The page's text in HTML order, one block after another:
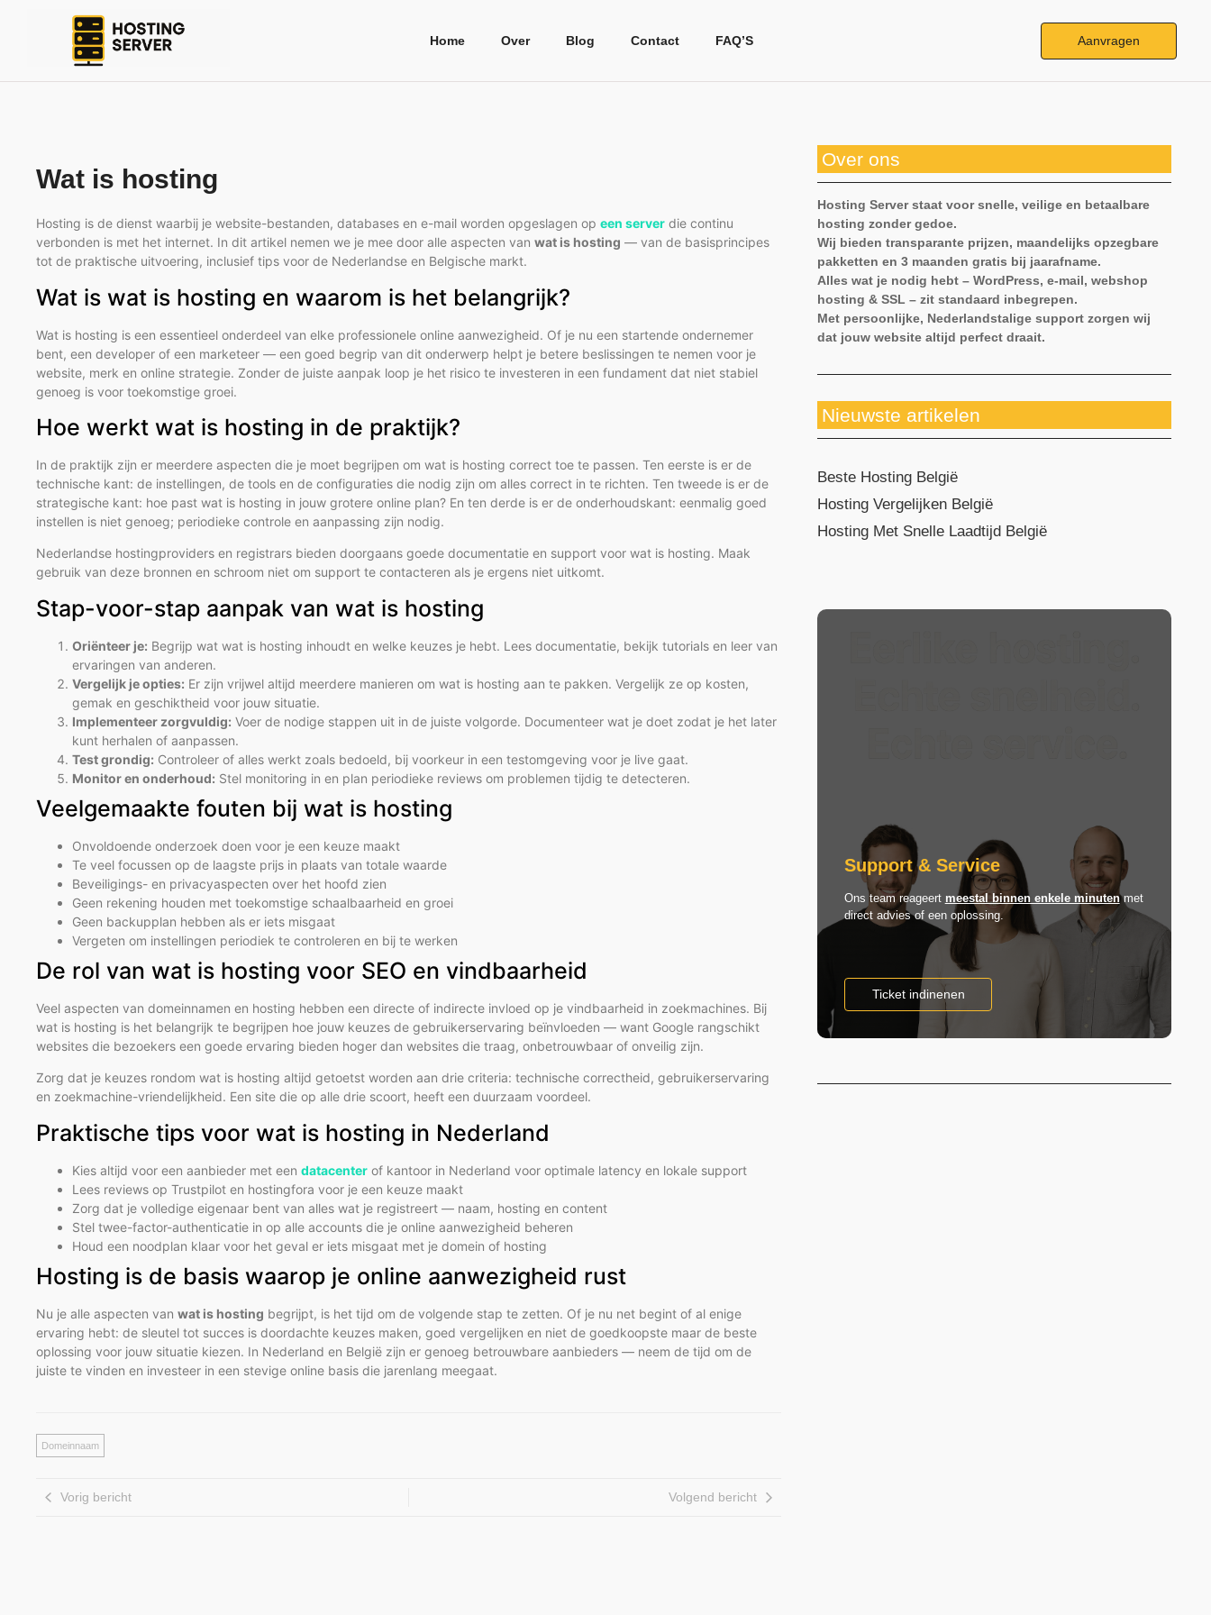
Home Over Blog Contact FAQ’S Aanvragen
Wat is hosting
Hosting is de dienst waarbij je website-bestanden, databases en e-mail worden opgeslagen op een server die continu
verbonden is met het internet. In dit artikel nemen we je mee door alle aspecten van wat is hosting — van de basisprincipes
tot de praktische uitvoering, inclusief tips voor de Nederlandse en Belgische markt.
Wat is wat is hosting en waarom is het belangrijk?
Wat is hosting is een essentieel onderdeel van elke professionele online aanwezigheid. Of je nu een startende ondernemer
bent, een developer of een marketeer — een goed begrip van dit onderwerp helpt je betere beslissingen te nemen voor je
website, merk en online strategie. Zonder de juiste aanpak loop je het risico te investeren in een fundament dat niet stabiel
genoeg is voor toekomstige groei.
Hoe werkt wat is hosting in de praktijk?
In de praktijk zijn er meerdere aspecten die je moet begrijpen om wat is hosting correct toe te passen. Ten eerste is er de
technische kant: de instellingen, de tools en de configuraties die nodig zijn om alles correct in te richten. Ten tweede is er de
strategische kant: hoe past wat is hosting in jouw grotere online plan? En ten derde is er de onderhoudskant: eenmalig goed
instellen is niet genoeg; periodieke controle en aanpassing zijn nodig.
Nederlandse hostingproviders en registrars bieden doorgaans goede documentatie en support voor wat is hosting. Maak
gebruik van deze bronnen en schroom niet om support te contacteren als je ergens niet uitkomt.
Stap-voor-stap aanpak van wat is hosting
Oriënteer je: Begrijp wat wat is hosting inhoudt en welke keuzes je hebt. Lees documentatie, bekijk tutorials en leer van
ervaringen van anderen.
Vergelijk je opties: Er zijn vrijwel altijd meerdere manieren om wat is hosting aan te pakken. Vergelijk ze op kosten,
gemak en geschiktheid voor jouw situatie.
Implementeer zorgvuldig: Voer de nodige stappen uit in de juiste volgorde. Documenteer wat je doet zodat je het later
kunt herhalen of aanpassen.
Test grondig: Controleer of alles werkt zoals bedoeld, bij voorkeur in een testomgeving voor je live gaat.
Monitor en onderhoud: Stel monitoring in en plan periodieke reviews om problemen tijdig te detecteren.
Veelgemaakte fouten bij wat is hosting
Onvoldoende onderzoek doen voor je een keuze maakt
Te veel focussen op de laagste prijs in plaats van totale waarde
Beveiligings- en privacyaspecten over het hoofd zien
Geen rekening houden met toekomstige schaalbaarheid en groei
Geen backupplan hebben als er iets misgaat
Vergeten om instellingen periodiek te controleren en bij te werken
De rol van wat is hosting voor SEO en vindbaarheid
Veel aspecten van domeinnamen en hosting hebben een directe of indirecte invloed op je vindbaarheid in zoekmachines. Bij
wat is hosting is het belangrijk te begrijpen hoe jouw keuzes de gebruikerservaring beïnvloeden — want Google rangschikt
websites die bezoekers een goede ervaring bieden hoger dan websites die traag, onbetrouwbaar of onveilig zijn.
Zorg dat je keuzes rondom wat is hosting altijd getoetst worden aan drie criteria: technische correctheid, gebruikerservaring
en zoekmachine-vriendelijkheid. Een site die op alle drie scoort, heeft een duurzaam voordeel.
Praktische tips voor wat is hosting in Nederland
Kies altijd voor een aanbieder met een datacenter of kantoor in Nederland voor optimale latency en lokale support
Lees reviews op Trustpilot en hostingfora voor je een keuze maakt
Zorg dat je volledige eigenaar bent van alles wat je registreert — naam, hosting en content
Stel twee-factor-authenticatie in op alle accounts die je online aanwezigheid beheren
Houd een noodplan klaar voor het geval er iets misgaat met je domein of hosting
Hosting is de basis waarop je online aanwezigheid rust
Nu je alle aspecten van wat is hosting begrijpt, is het tijd om de volgende stap te zetten. Of je nu net begint of al enige
ervaring hebt: de sleutel tot succes is doordachte keuzes maken, goed vergelijken en niet de goedkoopste maar de beste
oplossing voor jouw situatie kiezen. In Nederland en België zijn er genoeg betrouwbare aanbieders — neem de tijd om de
juiste te vinden en investeer in een stevige online basis die jarenlang meegaat.
Domeinnaam
Vorig bericht Volgend bericht
Over ons
Hosting Server staat voor snelle, veilige en betaalbare
hosting zonder gedoe.
Wij bieden transparante prijzen, maandelijks opzegbare
pakketten en 3 maanden gratis bij jaarafname.
Alles wat je nodig hebt – WordPress, e-mail, webshop
hosting & SSL – zit standaard inbegrepen.
Met persoonlijke, Nederlandstalige support zorgen wij
dat jouw website altijd perfect draait.
Nieuwste artikelen
Beste Hosting België
Hosting Vergelijken België
Hosting Met Snelle Laadtijd België
Support & Service
Ons team reageert meestal binnen enkele minutenmet
direct advies of een oplossing.
Ticket indinenen